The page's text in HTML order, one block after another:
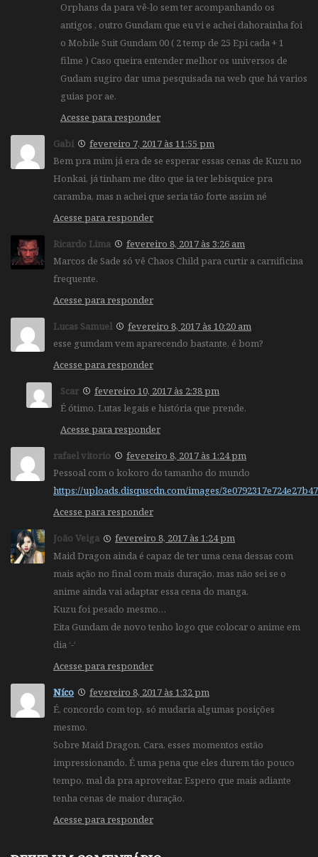
Orphans da para vê-lo sem ter acompanhando os
antigos , outro Gundam que eu vi e achei dahorainha foi
o Mobile Suit Gundam 00 ( 2 temp de 25 Epi cada + 1
filme ) Caso queira entender melhor os universos de
Gudam sugiro dar uma pesquisada na web que há varios
guias por ae.
Acesse para responder
Gabi
fevereiro 7, 2017 às 11:55 pm
Bem pra mim já era de se esperar essas cenas de Kuzu no
Honkai, já tinham me dito que ia ter lebisquice pra
caramba, mas n achei que seria tão forte assim né
Acesse para responder
Ricardo Lima
fevereiro 8, 2017 às 3:26 am
Marcos de Sade só vê Chaos Child para curtir a carnificina
frequente.
Acesse para responder
Lucas Samuel
fevereiro 8, 2017 às 10:20 am
esse gumdam vem aparecendo bastante, é bom?
Acesse para responder
Scar
fevereiro 10, 2017 às 2:38 pm
É ótimo. Lutas legais e história que prende.
Acesse para responder
rafael vitorio
fevereiro 8, 2017 às 1:24 pm
Pessoal com o kokoro do tamanho do mundo
https://uploads.disquscdn.com/images/
Acesse para responder
João Veiga
fevereiro 8, 2017 às 1:24 pm
Maid Dragon ainda é capaz de ter uma cena dessas com
mais ação no final com mais duração, mas não sei se o
anime ainda vai adaptar essa cena do manga.
Kuzu foi pesado mesmo…
Eita Gundam de novo tenho logo que colocar o anime em
dia ‘-‘
Acesse para responder
Níco
fevereiro 8, 2017 às 1:32 pm
É, concordo com top, só mudaria algumas posições
mesmo.
Sobre Maid Dragon. Cara, esses momentos estão
impressionando. É uma pena que eles durem tão pouco
tempo, mal da pra aproveitar. Espero que mais adiante
tenha cenas de maior duração.
Acesse para responder